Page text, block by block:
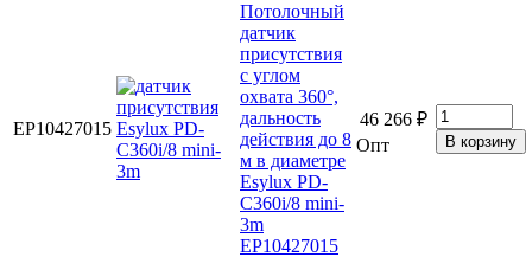
EP10427015
Потолочный
датчик
присутствия
с углом
охвата 360°,
дальность
действия до 8
м в диаметре
Esylux PD-
C360i/8 mini-
3m
EP10427015
46 266 ₽
Опт